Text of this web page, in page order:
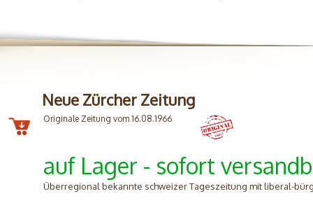
Neue Zürcher Zeitung
Originale Zeitung vom 16.08.1966
auf Lager - sofort
Überregional bekannte schweizer Tageszeitung mit liberal-